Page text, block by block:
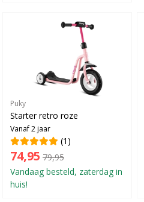
Puky
Starter retro roze
Vanaf 2 jaar
(1)
74,95 79,95
Vandaag besteld, zaterdag in
huis!